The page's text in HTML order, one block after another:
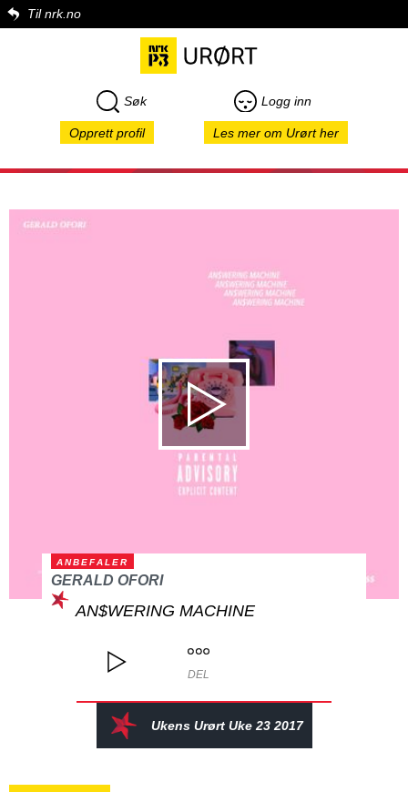
Til nrk.no
Søk Logg inn
Opprett profil Les mer om Urørt her
ANBEFALER
GERALD OFORI
AN$WERING MACHINE
DEL
Ukens Urørt Uke 23 2017